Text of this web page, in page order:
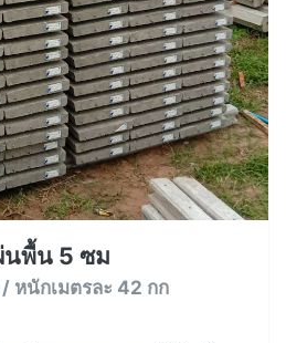
นพื้น 5 ซม
หนักเมตรละ 42 กก